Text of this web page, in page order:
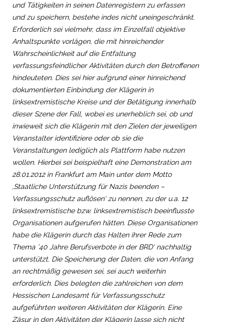
und Tätigkeiten in seinen Datenregistern zu erfassen
und zu speichern, bestehe indes nicht uneingeschränkt.
Erforderlich sei vielmehr, dass im Einzelfall objektive
Anhaltspunkte vorlägen, die mit hinreichender
Wahrscheinlichkeit auf die Entfaltung
verfassungsfeindlicher Aktivitäten durch den Betroffenen
hindeuteten. Dies sei hier aufgrund einer hinreichend
dokumentierten Einbindung der Klägerin in
linksextremistische Kreise und der Betätigung innerhalb
dieser Szene der Fall, wobei es unerheblich sei, ob und
inwieweit sich die Klägerin mit den Zielen der jeweiligen
Veranstalter identifiziere oder ob sie die
Veranstaltungen lediglich als Plattform habe nutzen
wollen. Hierbei sei beispielhaft eine Demonstration am
28.01.2012 in Frankfurt am Main unter dem Motto
‚Staatliche Unterstützung für Nazis beenden –
Verfassungsschutz auflösen‘ zu nennen, zu der u.a. 12
linksextremistische bzw. linksextremistisch beeinflusste
Organisationen aufgerufen hätten. Diese Organisationen
habe die Klägerin durch das Halten ihrer Rede zum
Thema ’40 Jahre Berufsverbote in der BRD‘ nachhaltig
unterstützt. Die Speicherung der Daten, die von Anfang
an rechtmäßig gewesen sei, sei auch weiterhin
erforderlich. Dies belegten die zahlreichen von dem
Hessischen Landesamt für Verfassungsschutz
aufgeführten weiteren Aktivitäten der Klägerin. Eine
Zäsur in den Aktivitäten der Klägerin lasse sich nicht